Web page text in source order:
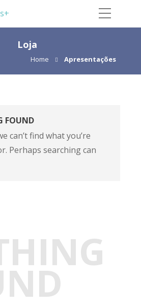
Loja
Home Apresentações
FOUND
can’t find what you’re
Perhaps searching can